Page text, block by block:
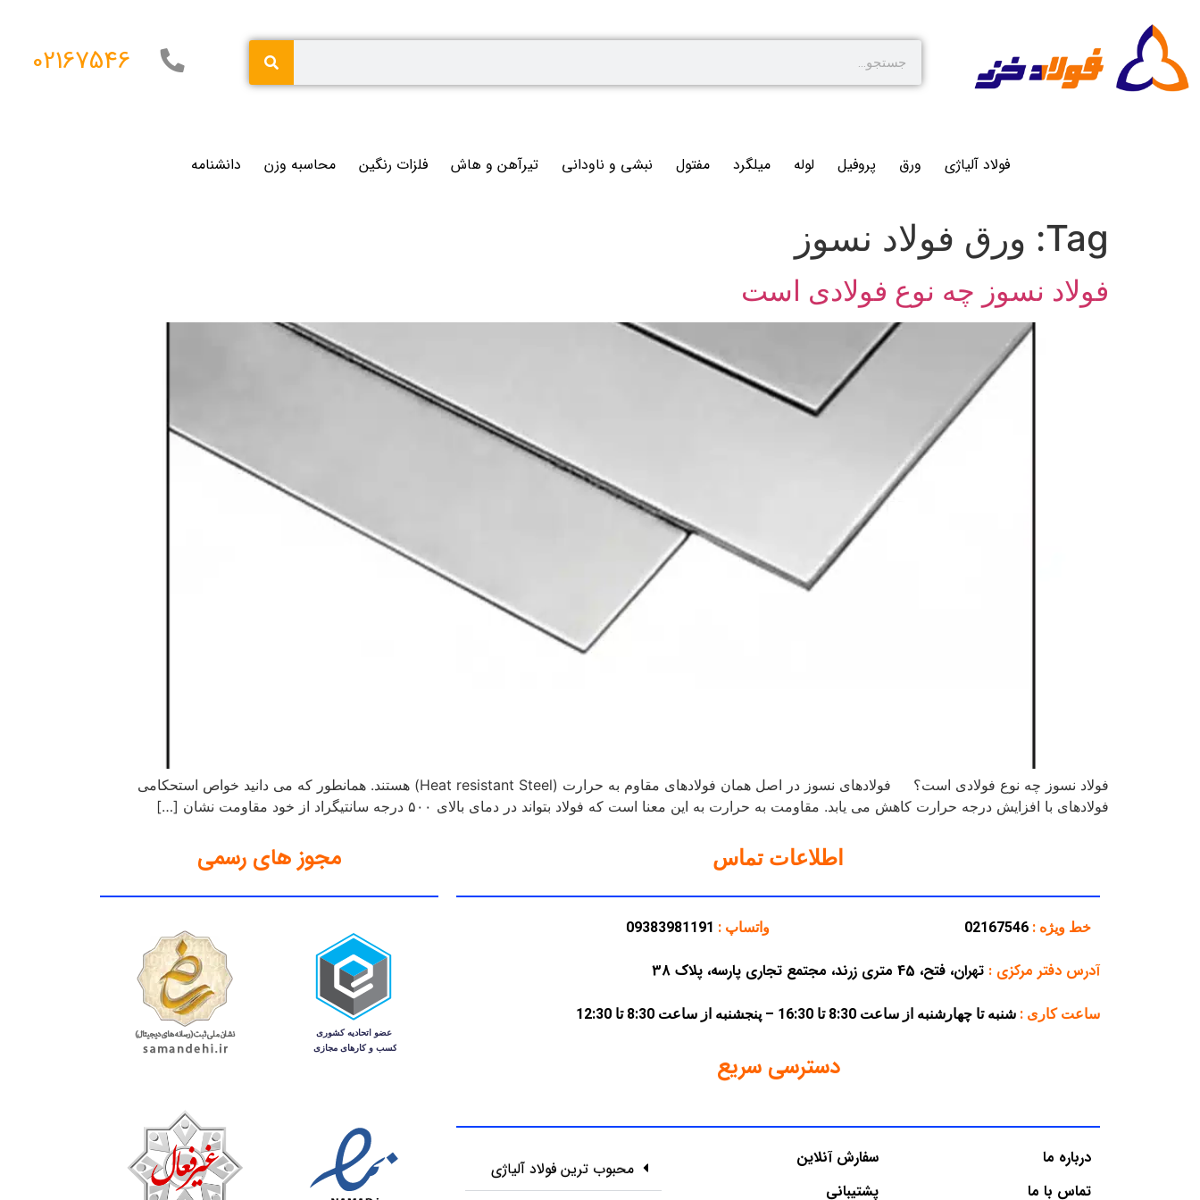
02167546
فولاد آلیاژی ورق پروفیل لوله میلگرد مفتول نبشی و ناودانی تیرآهن و هاش فلزات رنگین محاسبه وزن دانشنامه
Tag: ورق فولاد نسوز
فولاد نسوز چه نوع فولادی است
فولاد نسوز چه نوع فولادی است؟ فولادهای نسوز در اصل همان فولادهای مقاوم به حرارت (Heat resistant Steel) هستند. همانطور که می دانید خواص استحکامی
فولادهای با افزایش درجه حرارت کاهش می یابد. مقاومت به حرارت به این معنا است که فولاد بتواند در دمای بالای ۵۰۰ درجه سانتیگراد از خود مقاومت نشان […]
اطلاعات تماس
خط ویژه : 02167546 واتساپ : 09383981191
آدرس دفتر مرکزی : تهران، فتح، 45 متری زرند، مجتمع تجاری پارسه، پلاک 38
ساعت کاری : شنبه تا چهارشنبه از ساعت 8:30 تا 16:30 – پنجشنبه از ساعت 8:30 تا 12:30
دسترسی سریع
درباره ما
تماس با ما
سفارش آنلاین
پشتیبانی
محبوب ترین فولاد آلیاژی
مجوز های رسمی